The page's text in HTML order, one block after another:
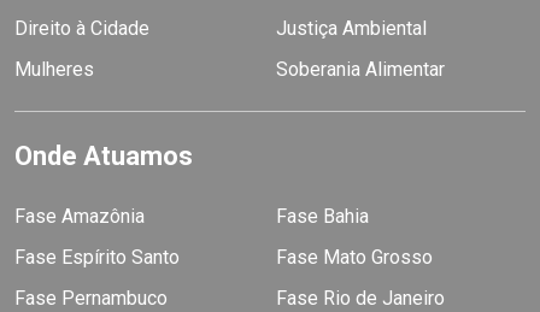
Direito à Cidade
Justiça Ambiental
Mulheres
Soberania Alimentar
Onde Atuamos
Fase Amazônia
Fase Bahia
Fase Espírito Santo
Fase Mato Grosso
Fase Pernambuco
Fase Rio de Janeiro